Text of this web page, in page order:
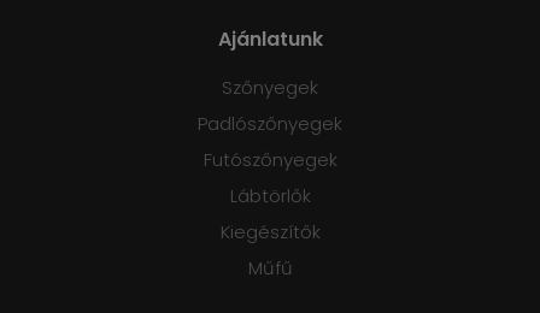
Ajánlatunk
Szőnyegek
Padlószőnyegek
Futószőnyegek
Lábtörlők
Kiegészítők
Műfű